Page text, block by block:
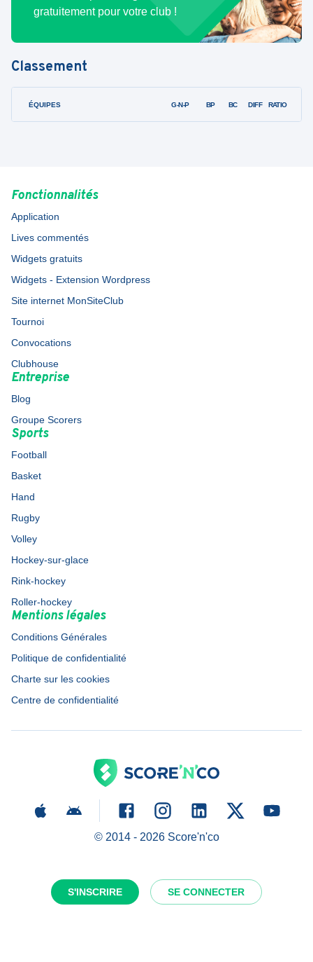
S'INSCRIRE SE CONNECTER
gratuitement pour votre club !
Classement
ÉQUIPES G-N-P BP BC DIFF RATIO
Fonctionnalités
Application
Lives commentés
Widgets gratuits
Widgets - Extension Wordpress
Site internet MonSiteClub
Tournoi
Convocations
Clubhouse
Entreprise
Blog
Groupe Scorers
Sports
Football
Basket
Hand
Rugby
Volley
Hockey-sur-glace
Rink-hockey
Roller-hockey
Mentions légales
Conditions Générales
Politique de confidentialité
Charte sur les cookies
Centre de confidentialité
© 2014 - 2026Score'n'co